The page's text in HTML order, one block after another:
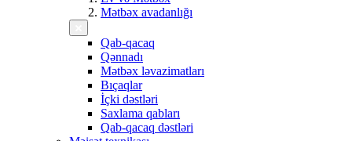
Mətbəx avadanlığı
Qab-qacaq
Qənnadı
Mətbəx ləvazimatları
Bıçaqlar
İçki dəstləri
Saxlama qabları
Qab-qacaq dəstləri